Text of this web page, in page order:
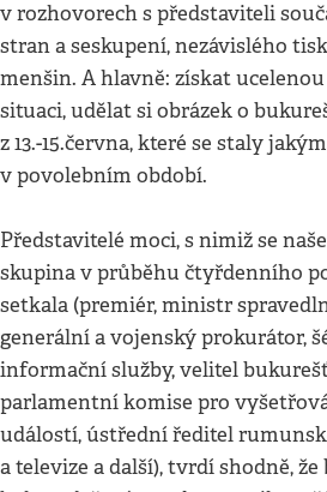
v rozhovorech s představiteli
stran a seskupení, nezávislého
menšin. A hlavně: získat
situaci, udělat si obrázek o
z 13.-15.června, které se staly
v povolebním období.
Představitelé moci, s nimiž se
skupina v průběhu čtyřdenního
setkala (premiér, ministr
generální a vojenský prokurátor,
informační služby, velitel
parlamentní komise pro
událostí, ústřední ředitel
a televize a další), tvrdí shodně,